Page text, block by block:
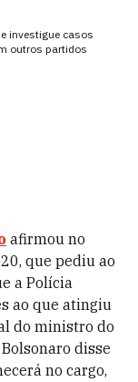
investigue casos
outros partidos
afirmou no
que pediu ao
a Polícia
ao que atingiu
do ministro do
Bolsonaro disse
no cargo,